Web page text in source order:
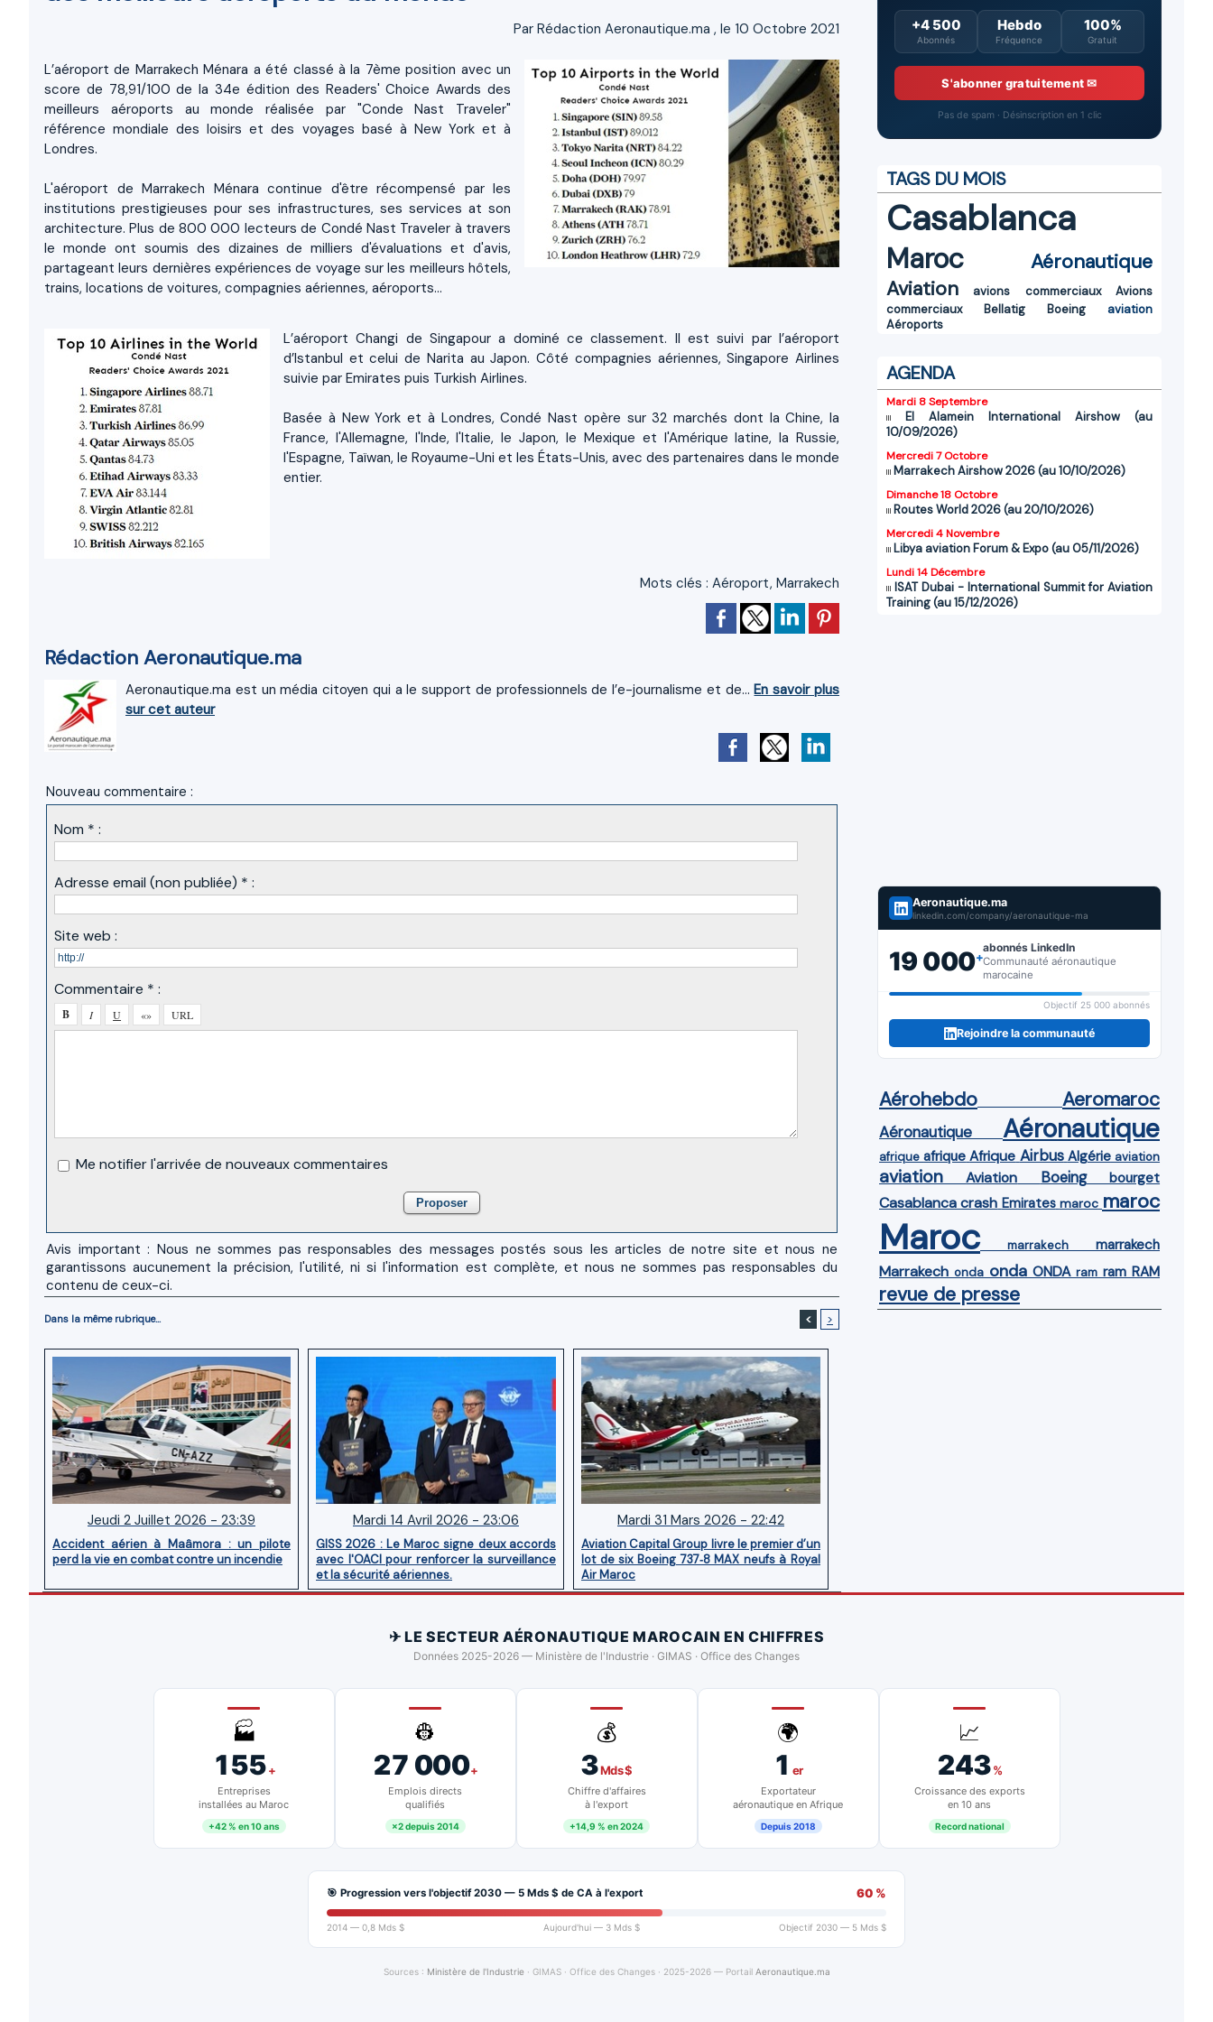
Par Rédaction Aeronautique.ma , le 10 Octobre 2021
L’aéroport de Marrakech Ménara a été classé à la 7ème position avec un
score de 78,91/100 de la 34e édition des Readers' Choice Awards des
meilleurs aéroports au monde réalisée par "Conde Nast Traveler"
référence mondiale des loisirs et des voyages basé à New York et à
Londres.
L'aéroport de Marrakech Ménara continue d'être récompensé par les
institutions prestigieuses pour ses infrastructures, ses services at son
architecture. Plus de 800 000 lecteurs de Condé Nast Traveler à travers
le monde ont soumis des dizaines de milliers d'évaluations et d'avis,
partageant leurs dernières expériences de voyage sur les meilleurs hôtels,
trains, locations de voitures, compagnies aériennes, aéroports...
L’aéroport Changi de Singapour a dominé ce classement. Il est suivi par l’aéroport
d’Istanbul et celui de Narita au Japon. Côté compagnies aériennes, Singapore Airlines
suivie par Emirates puis Turkish Airlines.
Basée à New York et à Londres, Condé Nast opère sur 32 marchés dont la Chine, la
France, l'Allemagne, l'Inde, l'Italie, le Japon, le Mexique et l'Amérique latine, la Russie,
l'Espagne, Taïwan, le Royaume-Uni et les États-Unis, avec des partenaires dans le monde
entier.
Mots clés : Aéroport, Marrakech
Rédaction Aeronautique.ma
Aeronautique.ma est un média citoyen qui a le support de professionnels de l’e-journalisme et de...En savoir plus
sur cet auteur
Nouveau commentaire :
Nom * :
Adresse email (non publiée) * :
Site web :
Commentaire * :
Me notifier l'arrivée de nouveaux commentaires
Avis important : Nous ne sommes pas responsables des messages postés sous les articles de notre site et nous ne
garantissons aucunement la précision, l'utilité, ni si l'information est complète, et nous ne sommes pas responsables du
contenu de ceux-ci.
Dans la même rubrique... < >
Jeudi 2 Juillet 2026 - 23:39
Accident aérien à Maâmora : un pilote
perd la vie en combat contre un incendie
Mardi 14 Avril 2026 - 23:06
GISS 2026 : Le Maroc signe deux accords
avec l'OACI pour renforcer la surveillance
et la sécurité aériennes.
Mardi 31 Mars 2026 - 22:42
Aviation Capital Group livre le premier d’un
lot de six Boeing 737‑8 MAX neufs à Royal
Air Maroc
+4 500
Abonnés
Hebdo
Fréquence
100%
Gratuit
S'abonner gratuitement ✉
Pas de spam · Désinscription en 1 clic
TAGS DU MOIS
Casablanca
Maroc
Aéronautique
Aviation
avions commerciaux
Avions
commerciaux
Bellatig Boeing
aviation
Aéroports
AGENDA
Mardi 8 Septembre
El Alamein International Airshow (au
10/09/2026)
Mercredi 7 Octobre
Marrakech Airshow 2026 (au 10/10/2026)
Dimanche 18 Octobre
Routes World 2026 (au 20/10/2026)
Mercredi 4 Novembre
Libya aviation Forum & Expo (au 05/11/2026)
Lundi 14 Décembre
ISAT Dubai - International Summit for Aviation
Training (au 15/12/2026)
Aeronautique.ma
linkedin.com/company/aeronautique-ma
19 000+
abonnés LinkedIn
Communauté aéronautique
marocaine
Objectif 25 000 abonnés
Rejoindre la communauté
Aérohebdo Aeromaroc
Aéronautique Aéronautique
afrique afrique Afrique Airbus Algérie aviation
aviation Aviation Boeing bourget
Casablanca crash Emirates maroc maroc
Maroc marrakech marrakech
Marrakech onda onda ONDA ram ram RAM
revue de presse
✈ LE SECTEUR AÉRONAUTIQUE MAROCAIN EN CHIFFRES
Données 2025-2026 — Ministère de l'Industrie · GIMAS · Office des Changes
🏭
155+
Entreprises
installées au Maroc
+42 % en 10 ans
👷
27 000+
Emplois directs
qualifiés
×2 depuis 2014
💰
3Mds $
Chiffre d'affaires
à l'export
+14,9 % en 2024
🌍
1 er
Exportateur
aéronautique en Afrique
Depuis 2018
📈
243%
Croissance des exports
en 10 ans
Record national
🎯 Progression vers l'objectif 2030 — 5 Mds $ de CA à l'export 60 %
2014 — 0,8 Mds $ Aujourd'hui — 3 Mds $ Objectif 2030 — 5 Mds $
Sources : Ministère de l'Industrie · GIMAS · Office des Changes · 2025-2026 — Portail Aeronautique.ma